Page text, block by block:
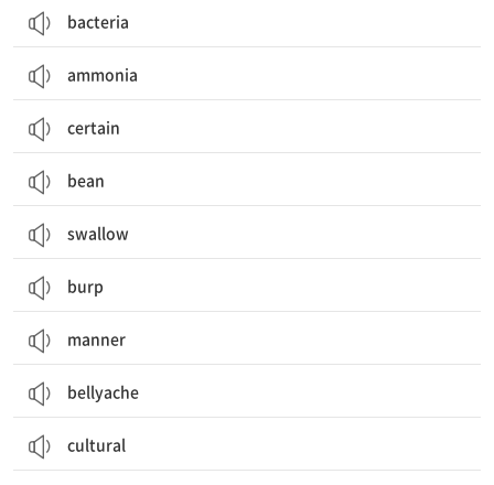
bacteria
ammonia
certain
bean
swallow
burp
manner
bellyache
cultural